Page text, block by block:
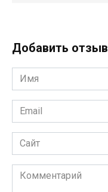
Добавить отзыв
Имя
*
Email
*
Сайт
Комментарий